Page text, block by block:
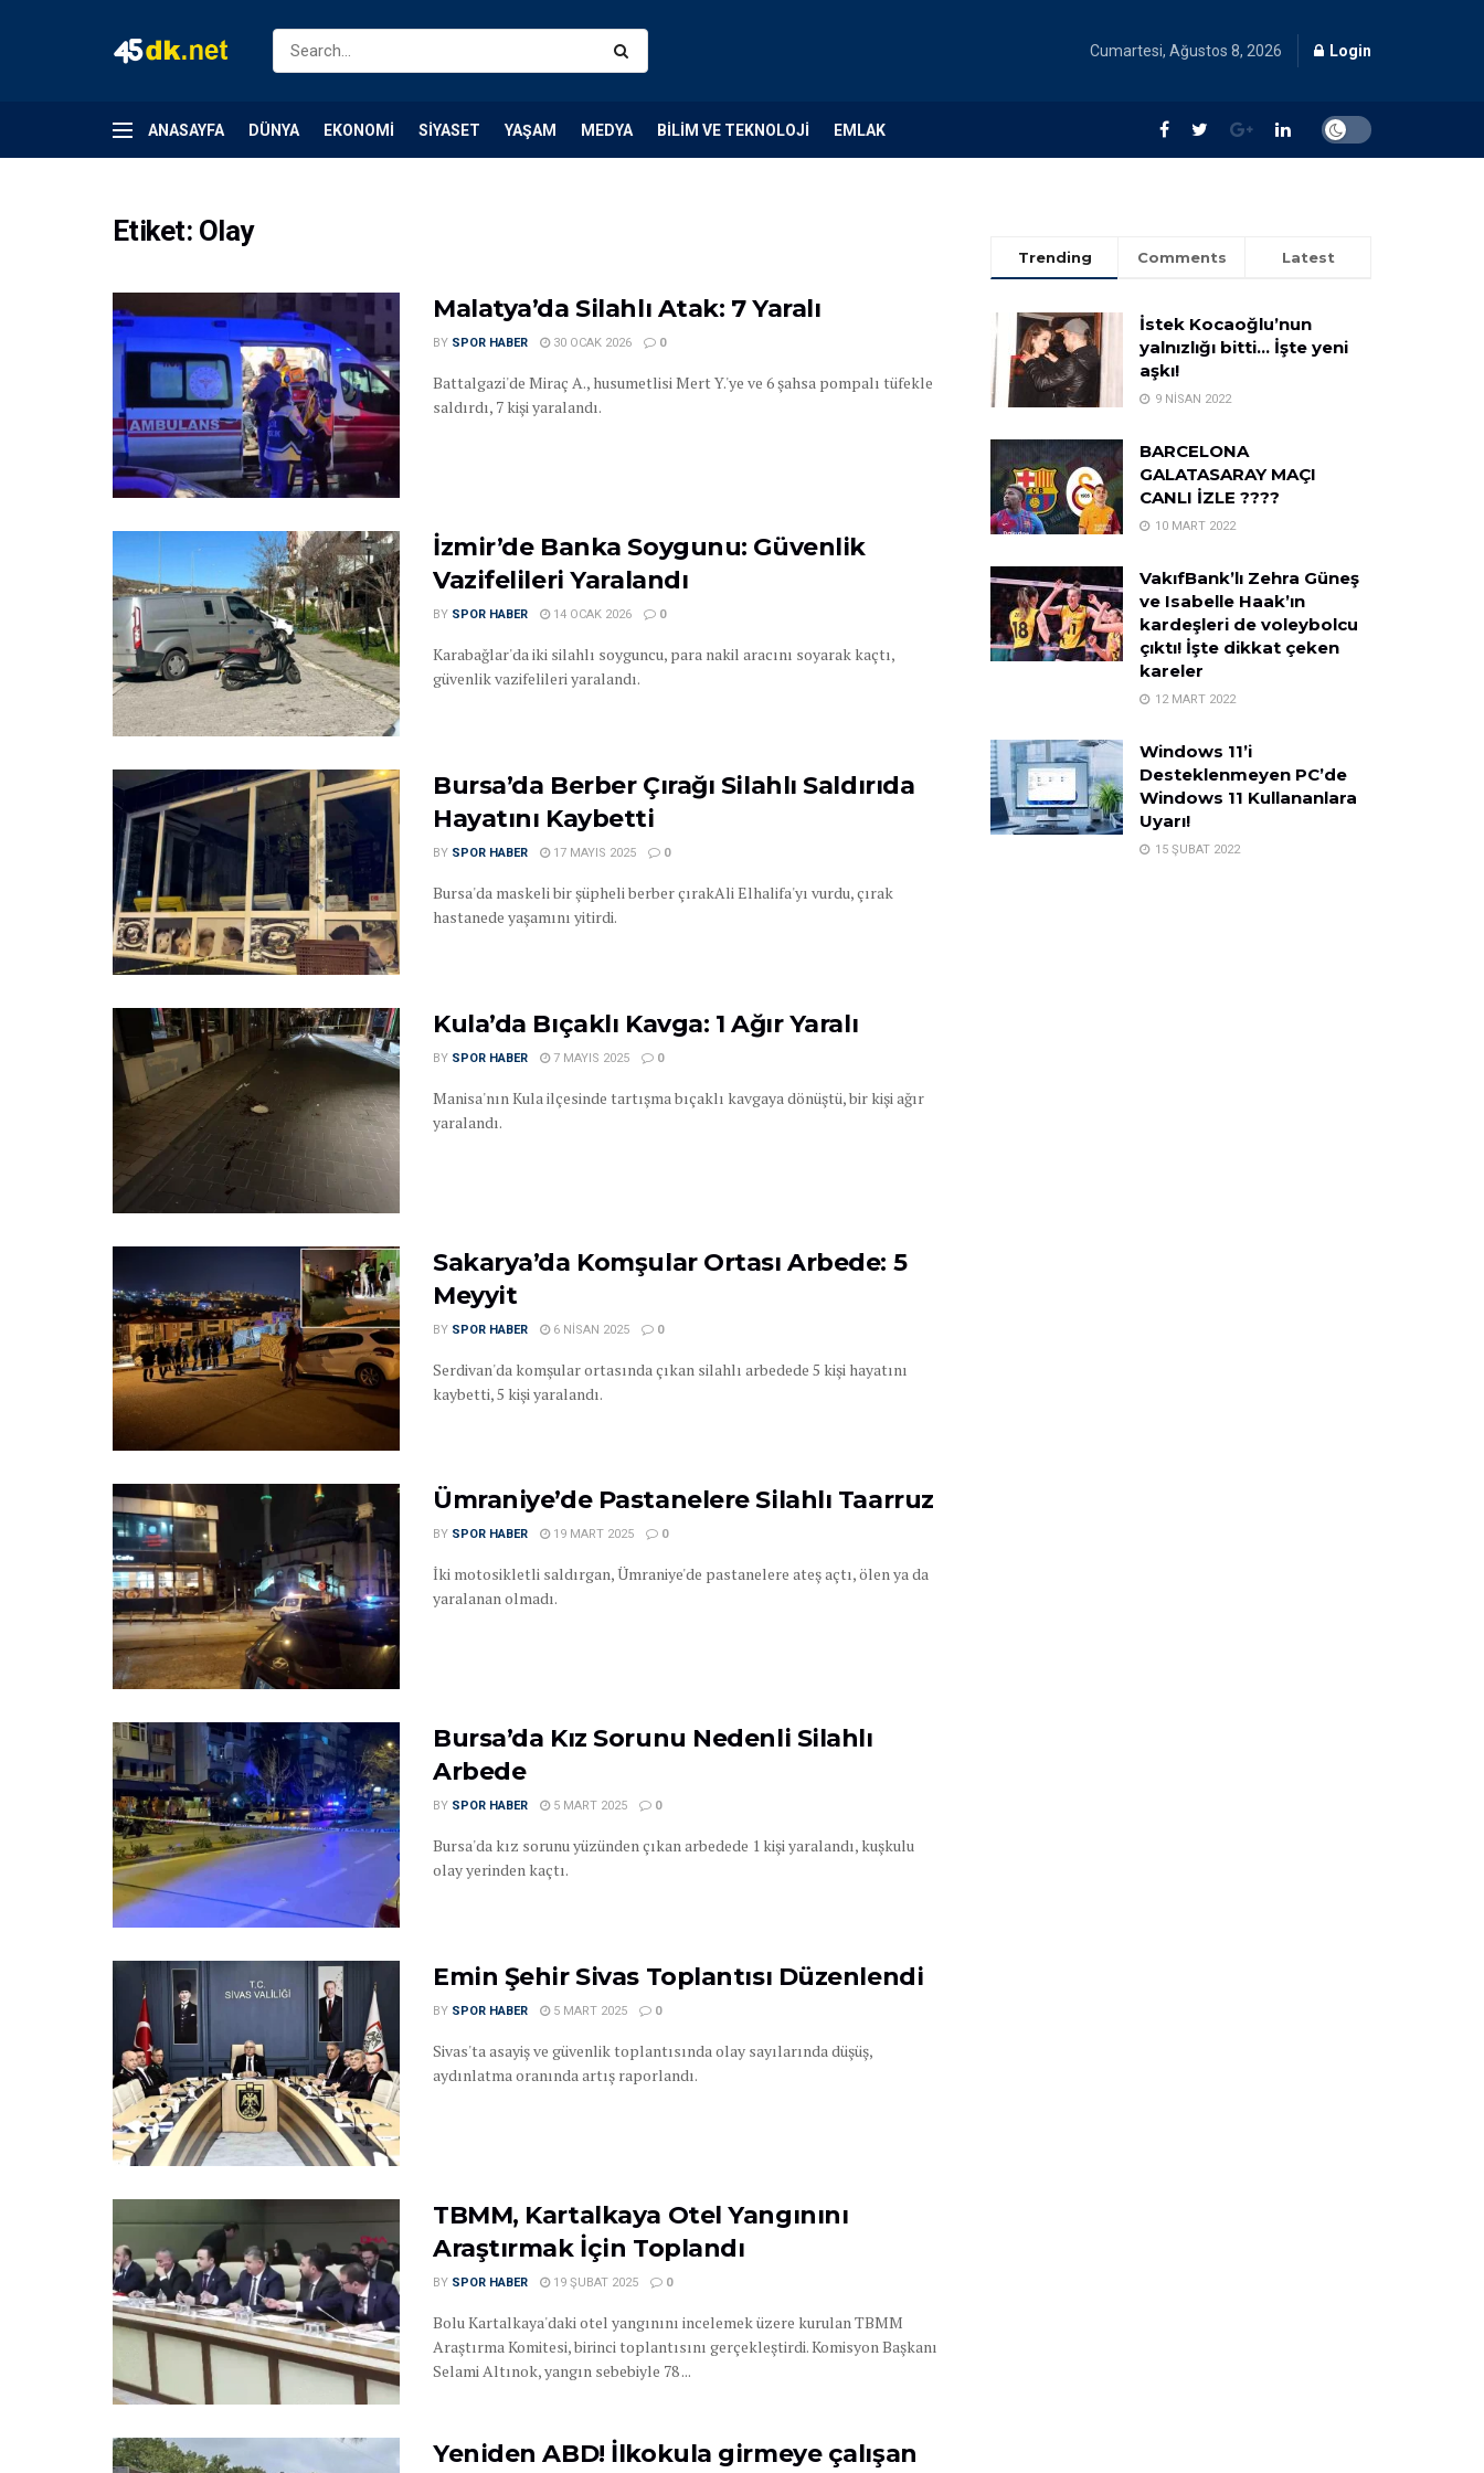
Cumartesi, Ağustos 8, 2026 Login
ANASAYFA DÜNYA EKONOMI SIYASET YAŞAM MEDYA BILIM VE TEKNOLOJI EMLAK
Etiket: Olay
Malatya’da Silahlı Atak: 7 Yaralı
BY SPOR HABER 30 OCAK 2026 0
Battalgazi'de Miraç A., husumetlisi Mert Y.'ye ve 6 şahsa pompalı tüfekle
saldırdı, 7 kişi yaralandı.
İzmir’de Banka Soygunu: Güvenlik
Vazifelileri Yaralandı
BY SPOR HABER 14 OCAK 2026 0
Karabağlar'da iki silahlı soyguncu, para nakil aracını soyarak kaçtı,
güvenlik vazifelileri yaralandı.
Bursa’da Berber Çırağı Silahlı Saldırıda
Hayatını Kaybetti
BY SPOR HABER 17 MAYIS 2025 0
Bursa'da maskeli bir şüpheli berber çırakAli Elhalifa'yı vurdu, çırak
hastanede yaşamını yitirdi.
Kula’da Bıçaklı Kavga: 1 Ağır Yaralı
BY SPOR HABER 7 MAYIS 2025 0
Manisa'nın Kula ilçesinde tartışma bıçaklı kavgaya dönüştü, bir kişi ağır
yaralandı.
Sakarya’da Komşular Ortası Arbede: 5
Meyyit
BY SPOR HABER 6 NISAN 2025 0
Serdivan'da komşular ortasında çıkan silahlı arbedede 5 kişi hayatını
kaybetti, 5 kişi yaralandı.
Ümraniye’de Pastanelere Silahlı Taarruz
BY SPOR HABER 19 MART 2025 0
İki motosikletli saldırgan, Ümraniye'de pastanelere ateş açtı, ölen ya da
yaralanan olmadı.
Bursa’da Kız Sorunu Nedenli Silahlı
Arbede
BY SPOR HABER 5 MART 2025 0
Bursa'da kız sorunu yüzünden çıkan arbedede 1 kişi yaralandı, kuşkulu
olay yerinden kaçtı.
Emin Şehir Sivas Toplantısı Düzenlendi
BY SPOR HABER 5 MART 2025 0
Sivas'ta asayiş ve güvenlik toplantısında olay sayılarında düşüş,
aydınlatma oranında artış raporlandı.
TBMM, Kartalkaya Otel Yangınını
Araştırmak İçin Toplandı
BY SPOR HABER 19 ŞUBAT 2025 0
Bolu Kartalkaya'daki otel yangınını incelemek üzere kurulan TBMM
Araştırma Komitesi, birinci toplantısını gerçekleştirdi. Komisyon Başkanı
Selami Altınok, yangın sebebiyle 78 ...
Yeniden ABD! İlkokula girmeye çalışan
Trending Comments Latest
İstek Kocaoğlu’nun
yalnızlığı bitti… İşte yeni
aşkı!
9 NISAN 2022
BARCELONA
GALATASARAY MAÇI
CANLI İZLE ????
10 MART 2022
VakıfBank’lı Zehra Güneş
ve Isabelle Haak’ın
kardeşleri de voleybolcu
çıktı! İşte dikkat çeken
kareler
12 MART 2022
Windows 11’i
Desteklenmeyen PC’de
Windows 11 Kullananlara
Uyarı!
15 ŞUBAT 2022